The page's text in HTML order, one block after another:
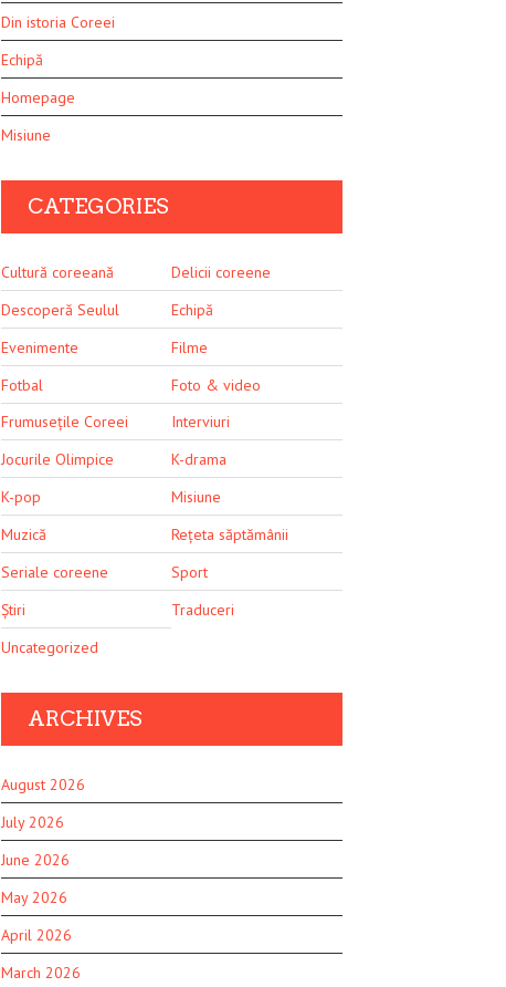
Din istoria Coreei
Echipă
Homepage
Misiune
CATEGORIES
Cultură coreeană
Delicii coreene
Descoperă Seulul
Echipă
Evenimente
Filme
Fotbal
Foto & video
Frumusețile Coreei
Interviuri
Jocurile Olimpice
K-drama
K-pop
Misiune
Muzică
Rețeta săptămânii
Seriale coreene
Sport
Știri
Traduceri
Uncategorized
ARCHIVES
August 2026
July 2026
June 2026
May 2026
April 2026
March 2026